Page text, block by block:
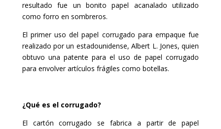
resultado fue un bonito papel acanalado utilizado
como forro en sombreros.
El primer uso del papel corrugado para empaque fue
realizado por un estadounidense, Albert L. Jones, quien
obtuvo una patente para el uso de papel corrugado
para envolver artículos frágiles como botellas.
¿Qué es el corrugado?
El cartón corrugado se fabrica a partir de papel